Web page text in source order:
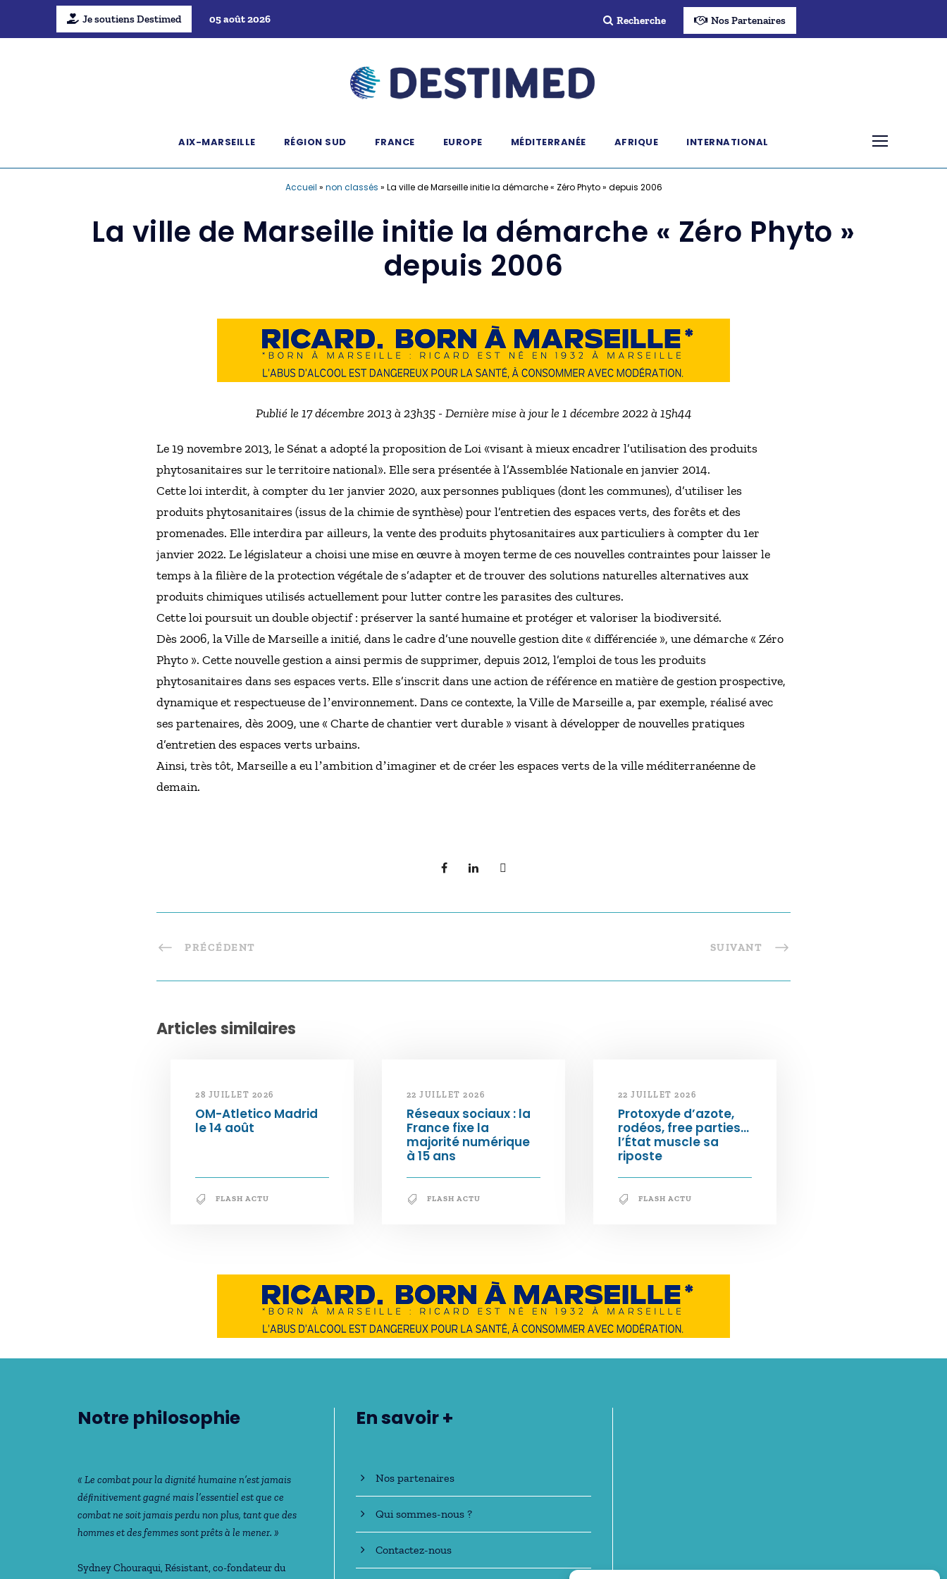
Je soutiens Destimed 05 août 2026 Recherche Nos Partenaires
AIX-MARSEILLE RÉGION SUD FRANCE EUROPE MÉDITERRANÉE AFRIQUE INTERNATIONAL
Accueil » non classés » La ville de Marseille initie la démarche « Zéro Phyto » depuis 2006
La ville de Marseille initie la démarche « Zéro Phyto »
depuis 2006
Publié le 17 décembre 2013 à 23h35 - Dernière mise à jour le 1 décembre 2022 à 15h44
Le 19 novembre 2013, le Sénat a adopté la proposition de Loi «visant à mieux encadrer l’utilisation des produits
phytosanitaires sur le territoire national». Elle sera présentée à l’Assemblée Nationale en janvier 2014.
Cette loi interdit, à compter du 1er janvier 2020, aux personnes publiques (dont les communes), d’utiliser les
produits phytosanitaires (issus de la chimie de synthèse) pour l’entretien des espaces verts, des forêts et des
promenades. Elle interdira par ailleurs, la vente des produits phytosanitaires aux particuliers à compter du 1er
janvier 2022. Le législateur a choisi une mise en œuvre à moyen terme de ces nouvelles contraintes pour laisser le
temps à la filière de la protection végétale de s’adapter et de trouver des solutions naturelles alternatives aux
produits chimiques utilisés actuellement pour lutter contre les parasites des cultures.
Cette loi poursuit un double objectif : préserver la santé humaine et protéger et valoriser la biodiversité.
Dès 2006, la Ville de Marseille a initié, dans le cadre d’une nouvelle gestion dite « différenciée », une démarche « Zéro
Phyto ». Cette nouvelle gestion a ainsi permis de supprimer, depuis 2012, l’emploi de tous les produits
phytosanitaires dans ses espaces verts. Elle s’inscrit dans une action de référence en matière de gestion prospective,
dynamique et respectueuse de lʼenvironnement. Dans ce contexte, la Ville de Marseille a, par exemple, réalisé avec
ses partenaires, dès 2009, une « Charte de chantier vert durable » visant à développer de nouvelles pratiques
d’entretien des espaces verts urbains.
Ainsi, très tôt, Marseille a eu lʼambition dʼimaginer et de créer les espaces verts de la ville méditerranéenne de
demain.
PRÉCÉDENT SUIVANT
Articles similaires
28 JUILLET 2026
OM-Atletico Madrid
le 14 août
FLASH ACTU
22 JUILLET 2026
Réseaux sociaux : la
France fixe la
majorité numérique
à 15 ans
FLASH ACTU
22 JUILLET 2026
Protoxyde d’azote,
rodéos, free parties…
l’État muscle sa
riposte
FLASH ACTU
Notre philosophie
« Le combat pour la dignité humaine n’est jamais
déﬁnitivement gagné mais l’essentiel est que ce
combat ne soit jamais perdu non plus, tant que des
hommes et des femmes sont prêts à le mener. »
Sydney Chouraqui, Résistant, co-fondateur du
En savoir +
Nos partenaires
Qui sommes-nous ?
Contactez-nous